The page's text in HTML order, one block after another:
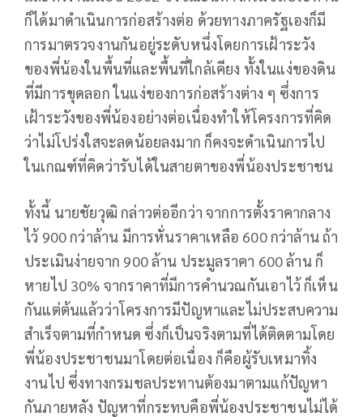
ก็ได้มาดำเนินการก่อสร้างต่อ ด้วยทางภาครัฐเองก็มี
การมาตรวจงานกันอยู่ระดับหนึ่งโดยการเฝ้าระวัง
ของพี่น้องในพื้นที่และพื้นที่ใกล้เคียง ทั้งในแง่ของดิน
ที่มีการขุดลอก ในแง่ของการก่อสร้างต่าง ๆ ซึ่งการ
เฝ้าระวังของพี่น้องอย่างต่อเนื่องทำให้โครงการที่คิด
ว่าไม่โปร่งใสจะลดน้อยลงมาก ก็คงจะดำเนินการไป
ในเกณฑ์ที่คิดว่ารับได้ในสายตาของพี่น้องประชาชน
ทั้งนี้ นายชัยวุฒิ กล่าวต่ออีกว่า จากการตั้งราคากลาง
ไว้ 900 กว่าล้าน มีการหั่นราคาเหลือ 600 กว่าล้าน ถ้า
ประเมินง่ายจาก 900 ล้าน ประมูลราคา 600 ล้าน ก็
หายไป 30% จากราคาที่มีการคำนวณกันเอาไว้ ก็เห็น
กันแต่ต้นแล้วว่าโครงการมีปัญหาและไม่ประสบความ
สำเร็จตามที่กำหนด ซึ่งก็เป็นจริงตามที่ได้ติดตามโดย
พี่น้องประชาชนมาโดยต่อเนื่อง ก็คือผู้รับเหมาทิ้ง
งานไป ซึ่งทางกรมชลประทานต้องมาตามแก้ปัญหา
กันภายหลัง ปัญหาที่กระทบคือพี่น้องประชาชนไม่ได้